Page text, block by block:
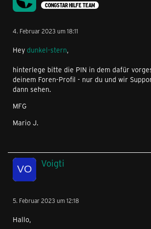
CONGSTAR HILFE TEAM
4. Februar 2023 um 18:11
Hey dunkel-stern,
hinterlege bitte die PIN in dem dafür
deinem Foren-Profil - nur du und wir
dann sehen.
MFG
Mario J.
Voigti
5. Februar 2023 um 12:18
Hallo,